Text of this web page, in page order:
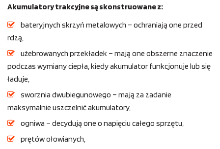
Akumulatory trakcyjne są skonstruowane z:
bateryjnych skrzyń metalowych – ochraniają one przed
rdzą,
użebrowanych przekładek – mają one obszerne znaczenie
podczas wymiany ciepła, kiedy akumulator funkcjonuje lub się
ładuje,
sworznia dwubiegunowego – mają za zadanie
maksymalnie uszczelnić akumulatory,
ogniwa – decydują one o napięciu całego sprzętu,
prętów ołowianych,